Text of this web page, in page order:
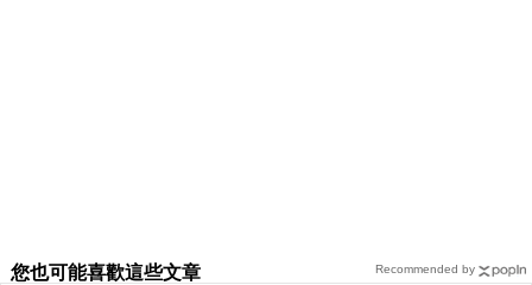
您也可能喜歡這些文章
Recommended by